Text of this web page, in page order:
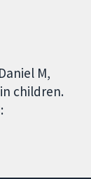
M,
children.